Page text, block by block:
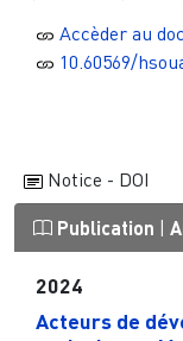
Accèder au
10.60569/
Notice - DOI
Publication
2024
Acteurs de